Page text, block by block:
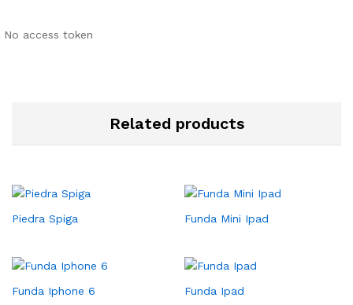
No access token
Related products
Piedra Spiga Funda Mini Ipad
Funda Iphone 6 Funda Ipad